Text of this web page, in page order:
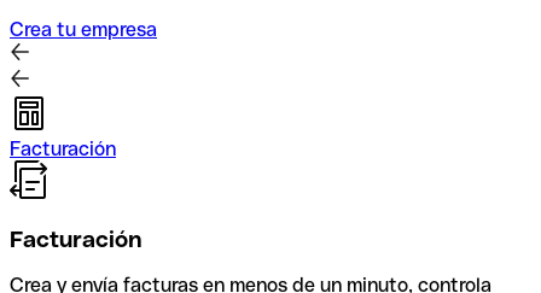
Crea tu empresa
Facturación
Facturación
Crea y envía facturas en menos de un minuto, controla